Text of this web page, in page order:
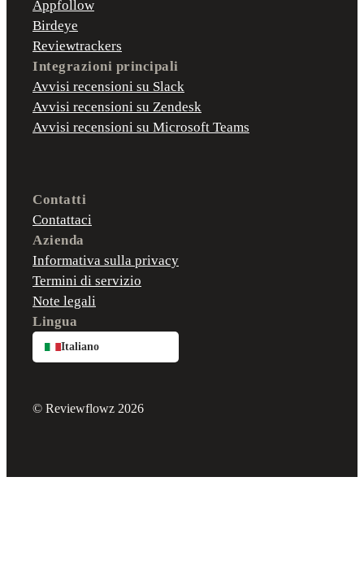
Appfollow
Birdeye
Reviewtrackers
Integrazioni principali
Avvisi recensioni su Slack
Avvisi recensioni su Zendesk
Avvisi recensioni su Microsoft Teams
Contatti
Contattaci
Azienda
Informativa sulla privacy
Termini di servizio
Note legali
Lingua
Italiano
© Reviewflowz 2026